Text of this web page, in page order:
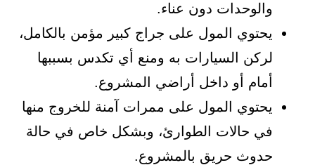
والوحدات دون عناء.
يحتوي المول على جراج كبير مؤمن بالكامل،
لركن السيارات به ومنع أي تكدس بسببها
أمام أو داخل أراضي المشروع.
يحتوي المول على ممرات آمنة للخروج منها
في حالات الطوارئ، وبشكل خاص في حالة
حدوث حريق بالمشروع.